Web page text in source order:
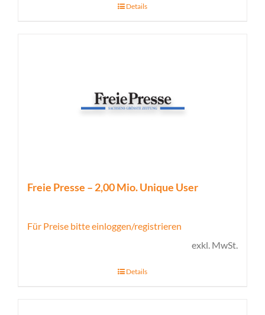
Details
Freie Presse – 2,00 Mio. Unique User
Für Preise bitte einloggen/registrieren
exkl. MwSt.
Details